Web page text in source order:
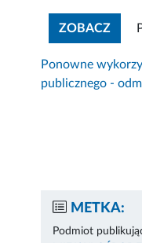
ZOBACZ
Ponowne
publicznego -
METKA:
Podmiot